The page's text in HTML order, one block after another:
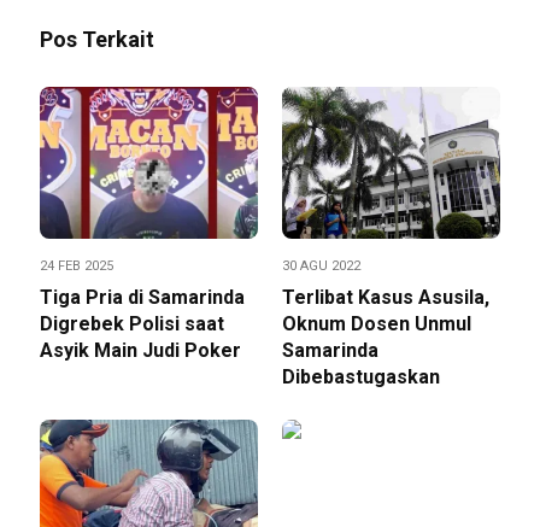
Pos Terkait
24 FEB 2025
Tiga Pria di Samarinda
Digrebek Polisi saat
Asyik Main Judi Poker
30 AGU 2022
Terlibat Kasus Asusila,
Oknum Dosen Unmul
Samarinda
Dibebastugaskan